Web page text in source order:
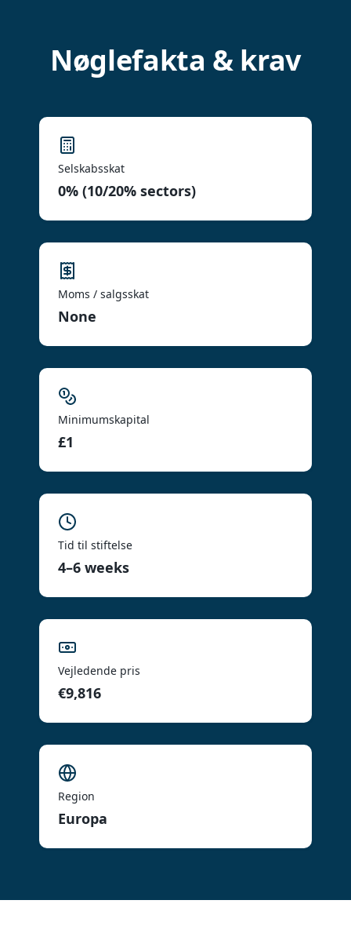
Nøglefakta & krav
Selskabsskat
0% (10/20% sectors)
Moms / salgsskat
None
Minimumskapital
£1
Tid til stiftelse
4–6 weeks
Vejledende pris
€9,816
Region
Europa